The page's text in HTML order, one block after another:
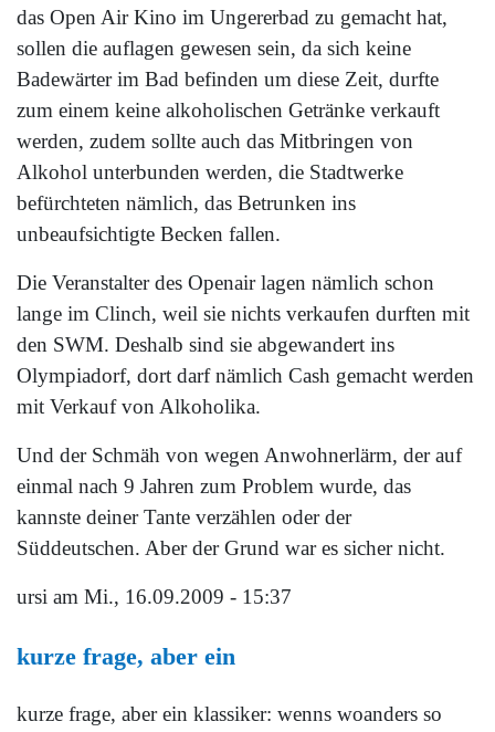
das Open Air Kino im Ungererbad zu gemacht hat,
sollen die auflagen gewesen sein, da sich keine
Badewärter im Bad befinden um diese Zeit, durfte
zum einem keine alkoholischen Getränke verkauft
werden, zudem sollte auch das Mitbringen von
Alkohol unterbunden werden, die Stadtwerke
befürchteten nämlich, das Betrunken ins
unbeaufsichtigte Becken fallen.
Die Veranstalter des Openair lagen nämlich schon
lange im Clinch, weil sie nichts verkaufen durften mit
den SWM. Deshalb sind sie abgewandert ins
Olympiadorf, dort darf nämlich Cash gemacht werden
mit Verkauf von Alkoholika.
Und der Schmäh von wegen Anwohnerlärm, der auf
einmal nach 9 Jahren zum Problem wurde, das
kannste deiner Tante verzählen oder der
Süddeutschen. Aber der Grund war es sicher nicht.
ursi am Mi., 16.09.2009 - 15:37
kurze frage, aber ein
kurze frage, aber ein klassiker: wenns woanders so